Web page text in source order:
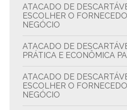
ATACADO DE DESCARTÁVEIS: COMO
ESCOLHER O
NEGÓCIO
ATACADO DE DESCARTÁVEIS: A SOLUÇÃO
PRÁTICA E ECONÔMICA
ATACADO DE DESCARTÁVEIS: COMO
ESCOLHER O
NEGÓCIO